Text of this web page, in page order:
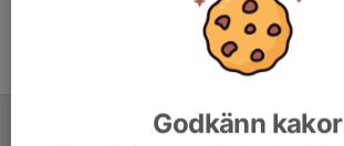
ALLA ÅR
Godkänn kakor